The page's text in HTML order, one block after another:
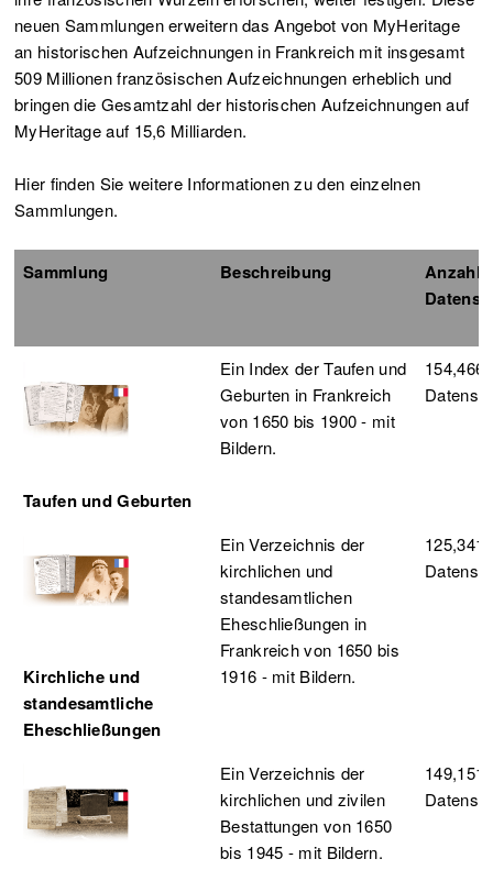
neuen Sammlungen erweitern das Angebot von MyHeritage
an historischen Aufzeichnungen in Frankreich mit insgesamt
509 Millionen französischen Aufzeichnungen erheblich und
bringen die Gesamtzahl der historischen Aufzeichnungen auf
MyHeritage auf 15,6 Milliarden.
Hier finden Sie weitere Informationen zu den einzelnen
Sammlungen.
Sammlung Beschreibung
Anzahl
Taufen und Geburten
Ein Index der Taufen und
Geburten in Frankreich
von 1650 bis 1900 - mit
Bildern.
Kirchliche und
standesamtliche
Eheschließungen
Ein Verzeichnis der
kirchlichen und
standesamtlichen
Eheschließungen in
Frankreich von 1650 bis
1916 - mit Bildern.
Ein Verzeichnis der
kirchlichen und zivilen
Bestattungen von 1650
bis 1945 - mit Bildern.